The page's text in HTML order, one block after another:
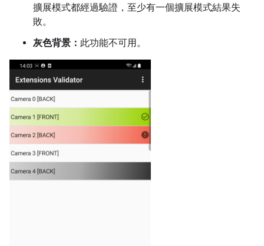
擴展模式都經過驗證，至少有一個擴展模式結果失
敗。
灰色背景： 此功能不可用。